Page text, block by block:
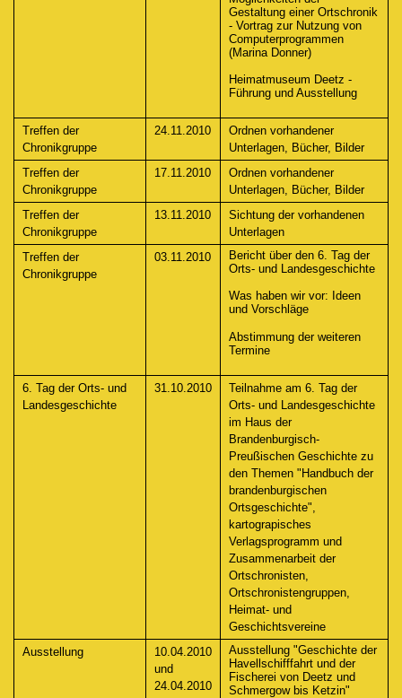
Gestaltung einer Ortschronik
- Vortrag zur Nutzung von
Computerprogrammen
(Marina Donner)
Heimatmuseum Deetz -
Führung und Ausstellung
Treffen der
Chronikgruppe
24.11.2010
Ordnen vorhandener
Unterlagen, Bücher, Bilder
Treffen der
Chronikgruppe
17.11.2010
Ordnen vorhandener
Unterlagen, Bücher, Bilder
Treffen der
Chronikgruppe
13.11.2010
Sichtung der vorhandenen
Unterlagen
Treffen der
Chronikgruppe
03.11.2010
Bericht über den 6. Tag der
Orts- und Landesgeschichte
Was haben wir vor: Ideen
und Vorschläge
Abstimmung der weiteren
Termine
6. Tag der Orts- und
Landesgeschichte
31.10.2010
Teilnahme am 6. Tag der
Orts- und Landesgeschichte
im Haus der
Brandenburgisch-
Preußischen Geschichte zu
den Themen "Handbuch der
brandenburgischen
Ortsgeschichte",
kartograpisches
Verlagsprogramm und
Zusammenarbeit der
Ortschronisten,
Ortschronistengruppen,
Heimat- und
Geschichtsvereine
Ausstellung
10.04.2010
und
24.04.2010
Ausstellung "Geschichte der
Havellschifffahrt und der
Fischerei von Deetz und
Schmergow bis Ketzin"